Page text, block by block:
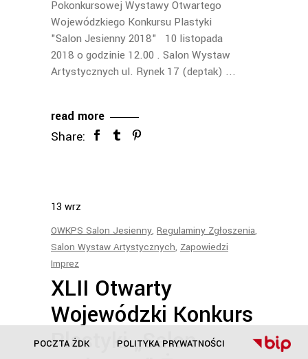
POLITYKA PRYWATNOŚCI
POCZTA ŻDK
Pokonkursowej Wystawy Otwartego
Wojewódzkiego Konkursu Plastyki
"Salon Jesienny 2018" 10 listopada
2018 o godzinie 12.00 . Salon Wystaw
Artystycznych ul. Rynek 17 (deptak)
read more
Share:
13 wrz
OWKPS Salon Jesienny, Regulaminy Zgłoszenia,
Salon Wystaw Artystycznych, Zapowiedzi
Imprez
XLII Otwarty
Wojewódzki Konkurs
Plastyki „Salon